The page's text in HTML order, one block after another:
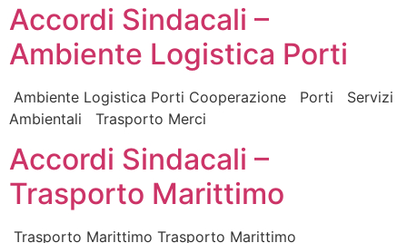
Accordi Sindacali –
Ambiente Logistica Porti
Ambiente Logistica Porti Cooperazione Porti Servizi
Ambientali Trasporto Merci
Accordi Sindacali –
Trasporto Marittimo
Trasporto Marittimo Trasporto Marittimo